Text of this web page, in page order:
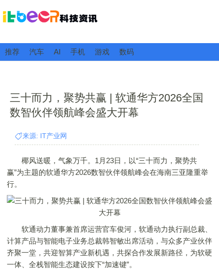
推荐 汽车 AI 手机 游戏 数码
三十而力，聚势共赢 | 软通华方2026全国
数智伙伴领航峰会盛大开幕
来源: IT产业网
椰风送暖，气象万千。1月23日，以“三十而力，聚势共
赢”为主题的软通华方2026数智伙伴领航峰会在海南三亚隆重举
行。
软通动力董事兼首席运营官车俊河，软通动力执行副总裁、
计算产品与智能电子业务总裁韩智敏出席活动，与众多产业伙伴
齐聚一堂，共迎智算产业新机遇，共探合作发展新路径，为软硬
一体、全栈智能生态建设按下“加速键”。